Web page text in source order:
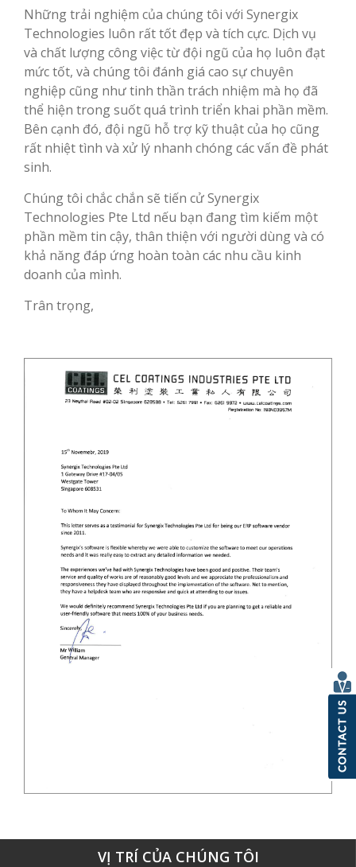
Những trải nghiệm của chúng tôi với Synergix
Technologies luôn rất tốt đẹp và tích cực. Dịch vụ
và chất lượng công việc từ đội ngũ của họ luôn đạt
mức tốt, và chúng tôi đánh giá cao sự chuyên
nghiệp cũng như tinh thần trách nhiệm mà họ đã
thể hiện trong suốt quá trình triển khai phần mềm.
Bên cạnh đó, đội ngũ hỗ trợ kỹ thuật của họ cũng
rất nhiệt tình và xử lý nhanh chóng các vấn đề phát
sinh.
Chúng tôi chắc chắn sẽ tiến cử Synergix
Technologies Pte Ltd nếu bạn đang tìm kiếm một
phần mềm tin cậy, thân thiện với người dùng và có
khả năng đáp ứng hoàn toàn các nhu cầu kinh
doanh của mình.
Trân trọng,
VỊ TRÍ CỦA CHÚNG TÔI